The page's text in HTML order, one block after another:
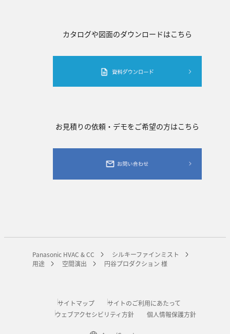
カタログや図面のダウンロードはこちら
お見積りの依頼・デモをご希望の方はこちら
Panasonic HVAC & CC
シルキーファインミスト
用途
空間演出 円谷プロダクション 様
サイトマップ
サイトのご利用にあたって
ウェブアクセシビリティ方針
個人情報保護方針